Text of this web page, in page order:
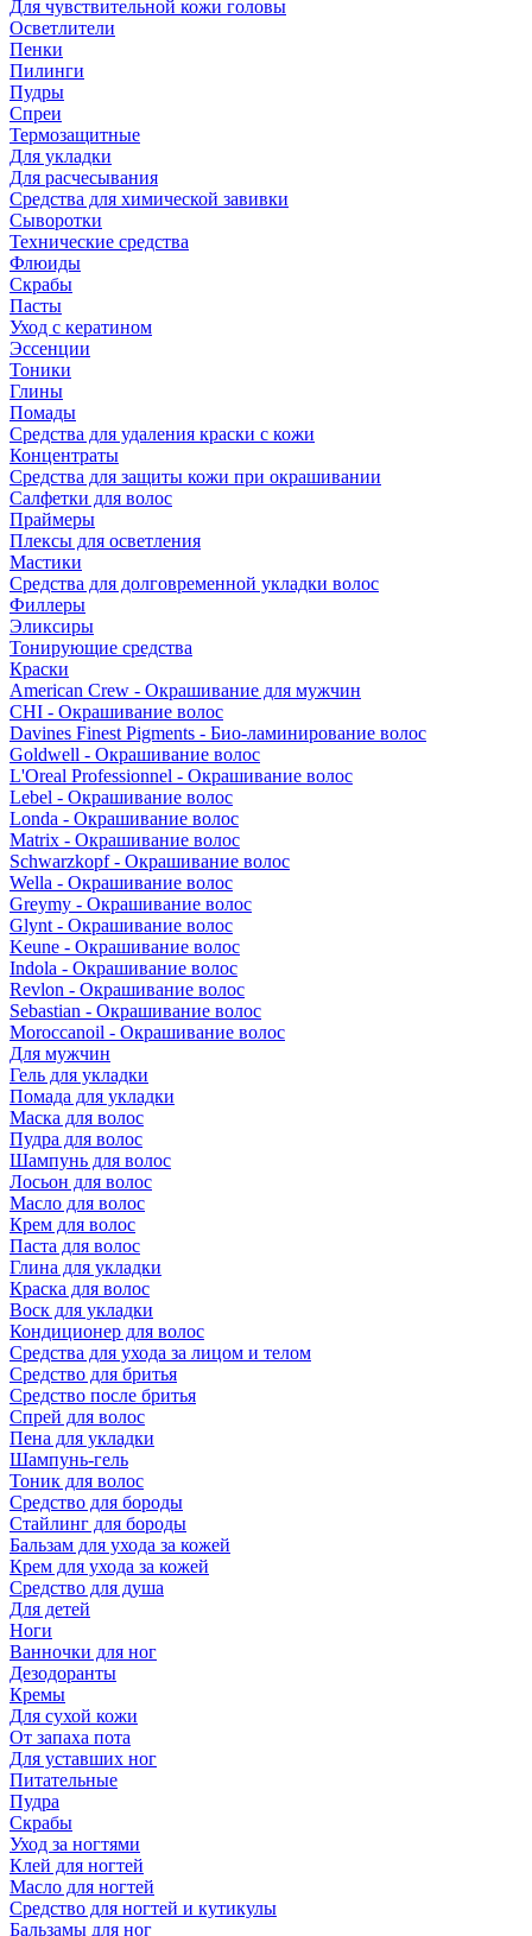
Для чувствительной кожи головы
Осветлители
Пенки
Пилинги
Пудры
Спреи
Термозащитные
Для укладки
Для расчесывания
Средства для химической завивки
Сыворотки
Технические средства
Флюиды
Скрабы
Пасты
Уход с кератином
Эссенции
Тоники
Глины
Помады
Средства для удаления краски с кожи
Концентраты
Средства для защиты кожи при окрашивании
Салфетки для волос
Праймеры
Плексы для осветления
Мастики
Средства для долговременной укладки волос
Филлеры
Эликсиры
Тонирующие средства
Краски
American Crew - Окрашивание для мужчин
CHI - Окрашивание волос
Davines Finest Pigments - Био-ламинирование волос
Goldwell - Окрашивание волос
L'Oreal Professionnel - Окрашивание волос
Lebel - Окрашивание волос
Londa - Окрашивание волос
Matrix - Окрашивание волос
Schwarzkopf - Окрашивание волос
Wella - Окрашивание волос
Greymy - Окрашивание волос
Glynt - Окрашивание волос
Keune - Окрашивание волос
Indola - Окрашивание волос
Revlon - Окрашивание волос
Sebastian - Окрашивание волос
Moroccanoil - Окрашивание волос
Для мужчин
Гель для укладки
Помада для укладки
Маска для волос
Пудра для волос
Шампунь для волос
Лосьон для волос
Масло для волос
Крем для волос
Паста для волос
Глина для укладки
Краска для волос
Воск для укладки
Кондиционер для волос
Средства для ухода за лицом и телом
Средство для бритья
Средство после бритья
Спрей для волос
Пена для укладки
Шампунь-гель
Тоник для волос
Средство для бороды
Стайлинг для бороды
Бальзам для ухода за кожей
Крем для ухода за кожей
Средство для душа
Для детей
Ноги
Ванночки для ног
Дезодоранты
Кремы
Для сухой кожи
От запаха пота
Для уставших ног
Питательные
Пудра
Скрабы
Уход за ногтями
Клей для ногтей
Масло для ногтей
Средство для ногтей и кутикулы
Бальзамы для ног